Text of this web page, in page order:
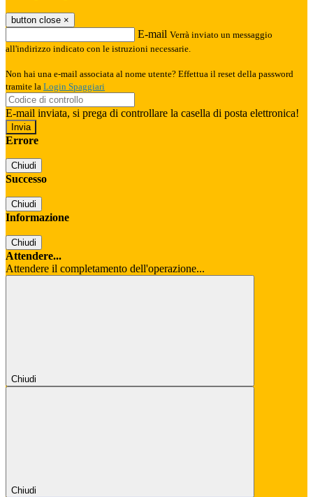
button close ×
E-mail Verrà inviato un messaggio
all'indirizzo indicato con le istruzioni necessarie.
Non hai una e-mail associata al nome utente? Effettua il reset della password
tramite la Login Spaggiari
E-mail inviata, si prega di controllare la casella di posta elettronica!
Errore
Chiudi
Successo
Chiudi
Informazione
Chiudi
Attendere...
Attendere il completamento dell'operazione...
Chiudi
Chiudi